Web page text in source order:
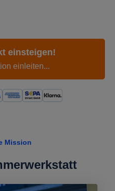
einsteigen!
einleiten...
Mission